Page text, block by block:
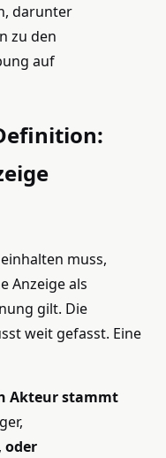
darunter
zu den
auf
muss,
Anzeige als
gilt. Die
weit gefasst. Eine
Akteur stammt
oder